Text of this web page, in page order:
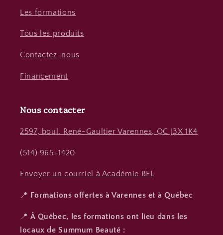
Les formations
Tous les produits
Contactez-nous
Financement
Nous contacter
2597, boul. René-Gaultier Varennes, QC J3X 1K4
(514) 965-1420
Envoyer un courriel à Académie BEL
📍 Formations offertes à Varennes et à Québec
📍À Québec, les formations ont lieu dans les
locaux de Summum Beauté :